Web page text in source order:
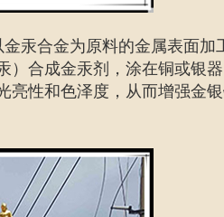
汞合金为原料的金属表面加
）合成金汞剂，涂在铜或银
亮性和色泽度，从而增强金